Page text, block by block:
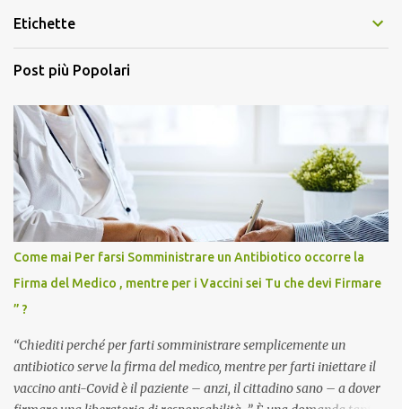
Etichette
Post più Popolari
Come mai Per farsi Somministrare un Antibiotico occorre la
Firma del Medico , mentre per i Vaccini sei Tu che devi Firmare
” ?
“Chiediti perché per farti somministrare semplicemente un
antibiotico serve la firma del medico, mentre per farti iniettare il
vaccino anti-Covid è il paziente – anzi, il cittadino sano – a dover